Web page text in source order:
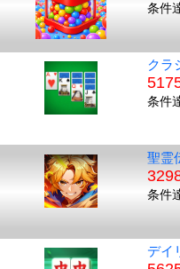
条件
クラ
条件
聖霊
条件
デイ